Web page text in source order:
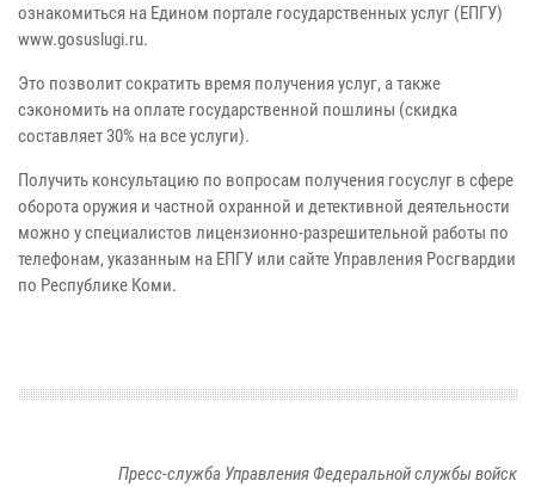
ознакомиться на Едином портале государственных услуг (ЕПГУ)
www.gosuslugi.ru.
Это позволит сократить время получения услуг, а также
сэкономить на оплате государственной пошлины (скидка
составляет 30% на все услуги).
Получить консультацию по вопросам получения госуслуг в сфере
оборота оружия и частной охранной и детективной деятельности
можно у специалистов лицензионно-разрешительной работы по
телефонам, указанным на ЕПГУ или сайте Управления Росгвардии
по Республике Коми.
Пресс-служба Управления Федеральной службы войск